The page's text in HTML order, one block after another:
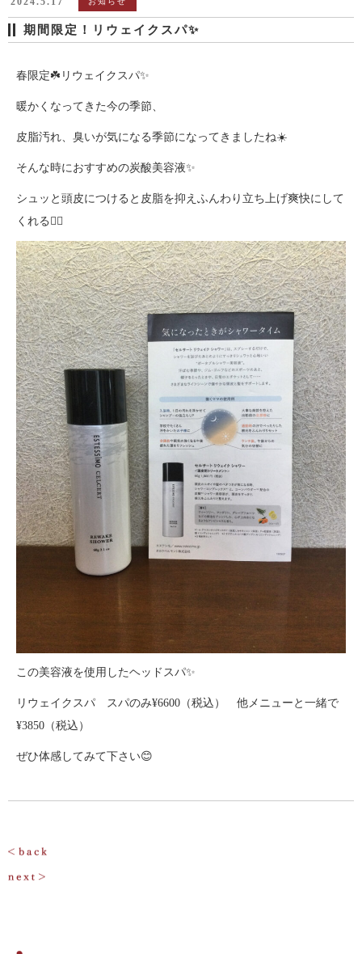
期間限定！リウェイクスパ✨
春限定☘️リウェイクスパ✨
暖かくなってきた今の季節、
皮脂汚れ、臭いが気になる季節になってきましたね☀️
そんな時におすすめの炭酸美容液✨
シュッと頭皮につけると皮脂を抑えふんわり立ち上げ爽快にして
くれる👍🏻
この美容液を使用したヘッドスパ✨
リウェイクスパ スパのみ¥6600（税込） 他メニューと一緒で
¥3850（税込）
ぜひ体感してみて下さい😊
投
稿